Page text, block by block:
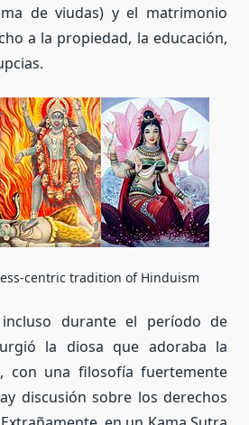
de viudas) y el matrimonio
a la propiedad, la educación,
centric tradition of Hinduism
incluso durante el período de
la diosa que adoraba la
con una filosofía fuertemente
discusión sobre los derechos